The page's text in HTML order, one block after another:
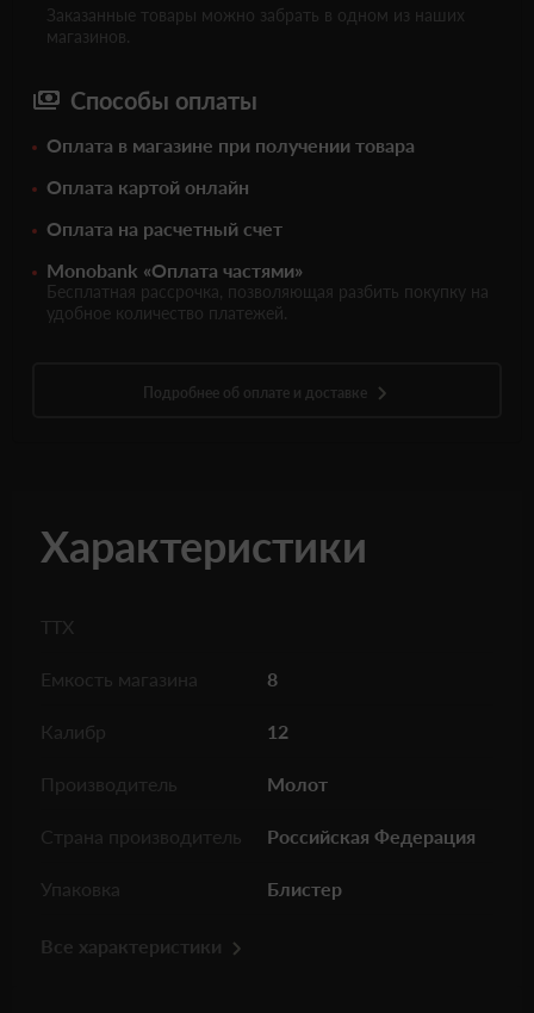
Заказанные товары можно забрать в одном из наших
магазинов.
Способы оплаты
Оплата в магазине при получении товара
Оплата картой онлайн
Оплата на расчетный счет
Monobank «Оплата частями»
Бесплатная рассрочка, позволяющая разбить покупку на
удобное количество платежей.
Подробнее об оплате и доставке
Характеристики
ТТХ
Емкость магазина 8
Калибр 12
Производитель Молот
Страна производитель Российская Федерация
Упаковка Блистер
Все характеристики